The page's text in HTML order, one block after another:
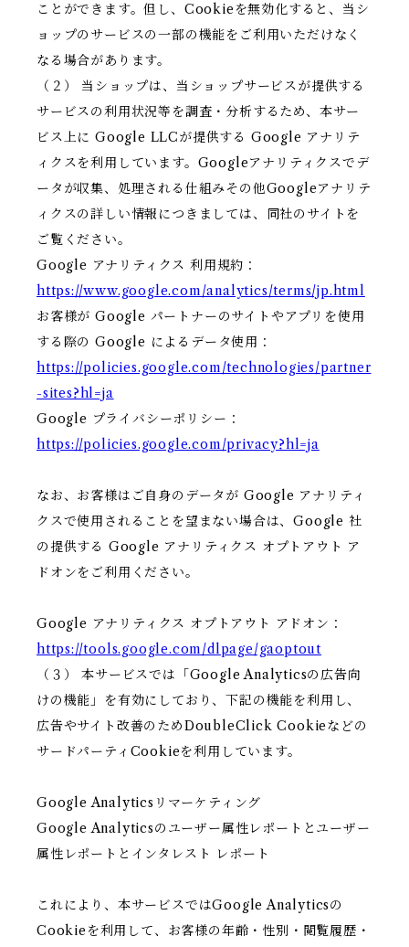
ことができます。但し、Cookieを無効化すると、当シ
ョップのサービスの一部の機能をご利用いただけなく
なる場合があります。
（２） 当ショップは、当ショップサービスが提供する
サービスの利用状況等を調査・分析するため、本サー
ビス上に Google LLCが提供する Google アナリテ
ィクスを利用しています。Googleアナリティクスでデ
ータが収集、処理される仕組みその他Googleアナリテ
ィクスの詳しい情報につきましては、同社のサイトを
ご覧ください。
Google アナリティクス 利用規約：
https://www.google.com/analytics/terms/jp.html
お客様が Google パートナーのサイトやアプリを使用
する際の Google によるデータ使用：
https://policies.google.com/technologies/partner
-sites?hl=ja
Google プライバシーポリシー：
https://policies.google.com/privacy?hl=ja
なお、お客様はご自身のデータが Google アナリティ
クスで使用されることを望まない場合は、Google 社
の提供する Google アナリティクス オプトアウト ア
ドオンをご利用ください。
Google アナリティクス オプトアウト アドオン：
https://tools.google.com/dlpage/gaoptout
（３） 本サービスでは「Google Analyticsの広告向
けの機能」を有効にしており、下記の機能を利用し、
広告やサイト改善のためDoubleClick Cookieなどの
サードパーティCookieを利用しています。
Google Analyticsリマーケティング
Google Analyticsのユーザー属性レポートとユーザー
属性レポートとインタレスト レポート
これにより、本サービスではGoogle Analyticsの
Cookieを利用して、お客様の年齢・性別・閲覧履歴・